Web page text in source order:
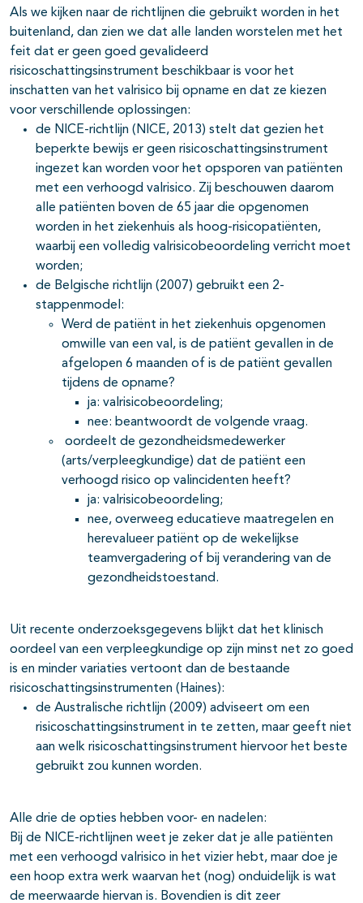
Als we kijken naar de richtlijnen die gebruikt worden in het
buitenland, dan zien we dat alle landen worstelen met het
feit dat er geen goed gevalideerd
risicoschattingsinstrument beschikbaar is voor het
inschatten van het valrisico bij opname en dat ze kiezen
voor verschillende oplossingen:
de NICE-richtlijn (NICE, 2013) stelt dat gezien het
beperkte bewijs er geen risicoschattingsinstrument
ingezet kan worden voor het opsporen van patiënten
met een verhoogd valrisico. Zij beschouwen daarom
alle patiënten boven de 65 jaar die opgenomen
worden in het ziekenhuis als hoog-risicopatiënten,
waarbij een volledig valrisicobeoordeling verricht moet
worden;
de Belgische richtlijn (2007) gebruikt een 2-
stappenmodel:
Werd de patiënt in het ziekenhuis opgenomen
omwille van een val, is de patiënt gevallen in de
afgelopen 6 maanden of is de patiënt gevallen
tijdens de opname?
ja: valrisicobeoordeling;
nee: beantwoordt de volgende vraag.
oordeelt de gezondheidsmedewerker
(arts/verpleegkundige) dat de patiënt een
verhoogd risico op valincidenten heeft?
ja: valrisicobeoordeling;
nee, overweeg educatieve maatregelen en
herevalueer patiënt op de wekelijkse
teamvergadering of bij verandering van de
gezondheidstoestand.
Uit recente onderzoeksgegevens blijkt dat het klinisch
oordeel van een verpleegkundige op zijn minst net zo goed
is en minder variaties vertoont dan de bestaande
risicoschattingsinstrumenten (Haines):
de Australische richtlijn (2009) adviseert om een
risicoschattingsinstrument in te zetten, maar geeft niet
aan welk risicoschattingsinstrument hiervoor het beste
gebruikt zou kunnen worden.
Alle drie de opties hebben voor- en nadelen:
Bij de NICE-richtlijnen weet je zeker dat je alle patiënten
met een verhoogd valrisico in het vizier hebt, maar doe je
een hoop extra werk waarvan het (nog) onduidelijk is wat
de meerwaarde hiervan is. Bovendien is dit zeer